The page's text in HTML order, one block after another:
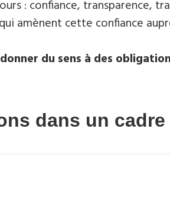
: confiance, transparence,
qui amènent cette confiance
du sens à des
dans un